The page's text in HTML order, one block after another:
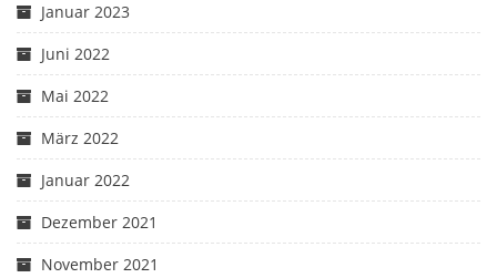
Januar 2023
Juni 2022
Mai 2022
März 2022
Januar 2022
Dezember 2021
November 2021